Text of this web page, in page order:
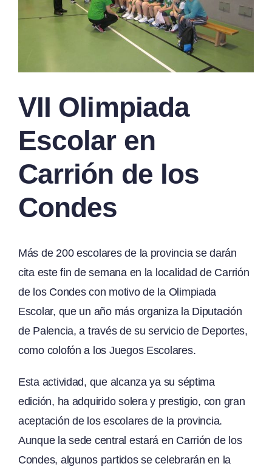
VII Olimpiada
Escolar en
Carrión de los
Condes
Más de 200 escolares de la provincia se darán
cita este fin de semana en la localidad de Carrión
de los Condes con motivo de la Olimpiada
Escolar, que un año más organiza la Diputación
de Palencia, a través de su servicio de Deportes,
como colofón a los Juegos Escolares.
Esta actividad, que alcanza ya su séptima
edición, ha adquirido solera y prestigio, con gran
aceptación de los escolares de la provincia.
Aunque la sede central estará en Carrión de los
Condes, algunos partidos se celebrarán en la